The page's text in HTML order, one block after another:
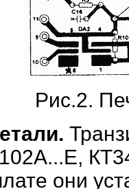
Рис.2.
они